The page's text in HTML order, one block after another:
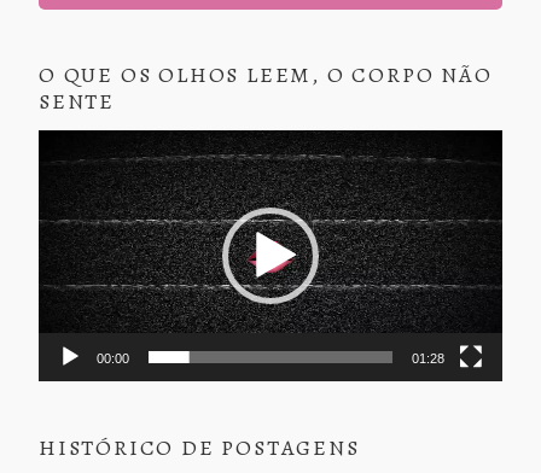
O QUE OS OLHOS LEEM, O CORPO NÃO
SENTE
de
vídeo
00:00 01:28
HISTÓRICO DE POSTAGENS